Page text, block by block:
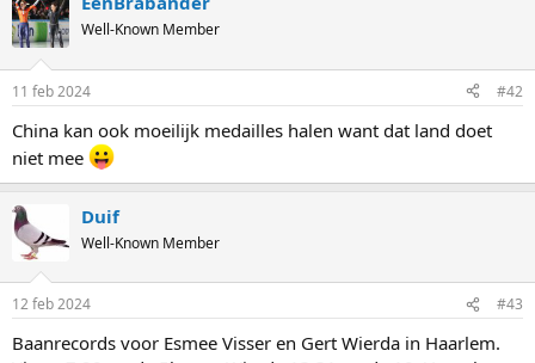
t
i
s
Well-Known Member
11 feb 2024 #42
China kan ook moeilijk medailles halen want dat land doet
niet mee
Duif
Well-Known Member
12 feb 2024 #43
Baanrecords voor Esmee Visser en Gert Wierda in Haarlem.